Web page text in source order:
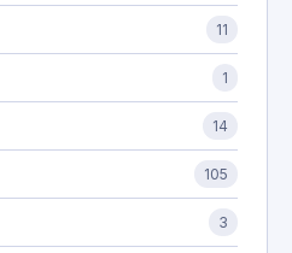
11
1
14
105
3